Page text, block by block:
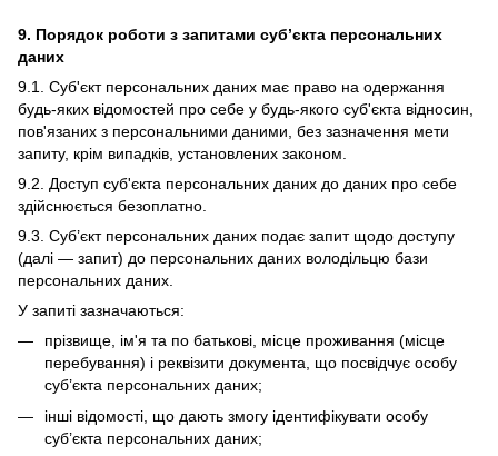
9. Порядок роботи з запитами суб’єкта персональних
даних
9.1. Суб'єкт персональних даних має право на одержання
будь-яких відомостей про себе у будь-якого суб'єкта відносин,
пов'язаних з персональними даними, без зазначення мети
запиту, крім випадків, установлених законом.
9.2. Доступ суб'єкта персональних даних до даних про себе
здійснюється безоплатно.
9.3. Суб’єкт персональних даних подає запит щодо доступу
(далі — запит) до персональних даних володільцю бази
персональних даних.
У запиті зазначаються:
прізвище, ім'я та по батькові, місце проживання (місце
перебування) і реквізити документа, що посвідчує особу
суб’єкта персональних даних;
інші відомості, що дають змогу ідентифікувати особу
суб’єкта персональних даних;